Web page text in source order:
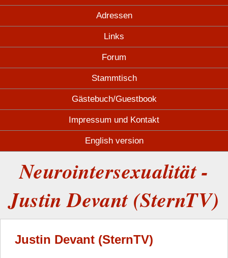
Adressen
Links
Forum
Stammtisch
Gästebuch/Guestbook
Impressum und Kontakt
English version
Neurointersexualität -
Justin Devant (SternTV)
Justin Devant (SternTV)